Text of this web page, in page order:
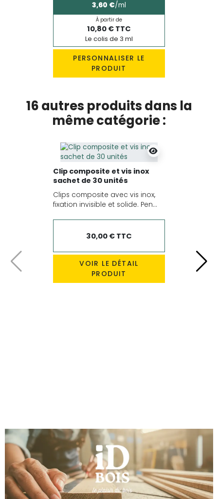
3,60 €/ml
À partir de
10,80 € TTC
Le colis de 3 ml
PERSONNALISER LE
PRODUIT
16 autres produits dans la
même catégorie :
Clip composite et vis inox
sachet de 30 unités
Clips composite avec vis inox,
fixation invisible et solide. Pen...
30,00 € TTC
VOIR LE DÉTAIL
PRODUIT
Précédent